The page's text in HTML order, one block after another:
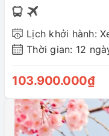
Lịch khởi hành:
Thời gian: 12
103.900.000₫